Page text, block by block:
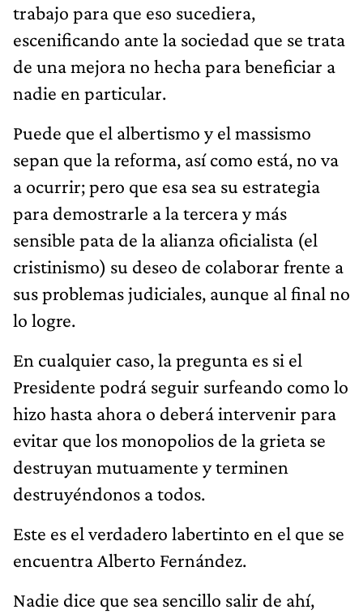
trabajo para que eso sucediera,
escenificando ante la sociedad que se trata
de una mejora no hecha para beneficiar a
nadie en particular.
Puede que el albertismo y el massismo
sepan que la reforma, así como está, no va
a ocurrir; pero que esa sea su estrategia
para demostrarle a la tercera y más
sensible pata de la alianza oficialista (el
cristinismo) su deseo de colaborar frente a
sus problemas judiciales, aunque al final no
lo logre.
En cualquier caso, la pregunta es si el
Presidente podrá seguir surfeando como lo
hizo hasta ahora o deberá intervenir para
evitar que los monopolios de la grieta se
destruyan mutuamente y terminen
destruyéndonos a todos.
Este es el verdadero labertinto en el que se
encuentra Alberto Fernández.
Nadie dice que sea sencillo salir de ahí,